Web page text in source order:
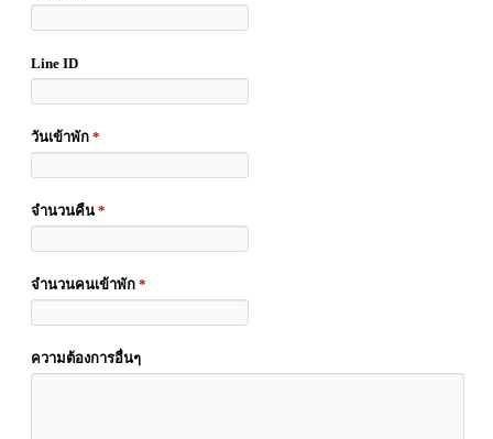
Line ID
วันเข้าพัก *
จำนวนคืน *
จำนวนคนเข้าพัก *
ความต้องการอื่นๆ